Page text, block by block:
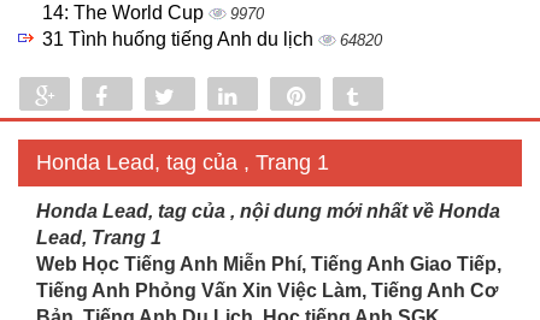
14: The World Cup
9970
31 Tình huống tiếng Anh du lịch 64820
Share Share Tweet Share
Honda Lead, tag của , Trang 1
Honda Lead, tag của , nội dung mới nhất về Honda
Lead, Trang 1
Web Học Tiếng Anh Miễn Phí, Tiếng Anh Giao Tiếp,
Tiếng Anh Phỏng Vấn Xin Việc Làm, Tiếng Anh Cơ